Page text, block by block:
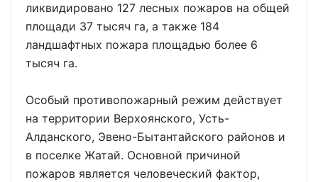
ликвидировано 127 лесных пожаров на общей
площади 37 тысяч га, а также 184
ландшафтных пожара площадью более 6
тысяч га.
Особый противопожарный режим действует
на территории Верхоянского, Усть-
Алданского, Эвено-Бытантайского районов и
в поселке Жатай. Основной причиной
пожаров является человеческий фактор,